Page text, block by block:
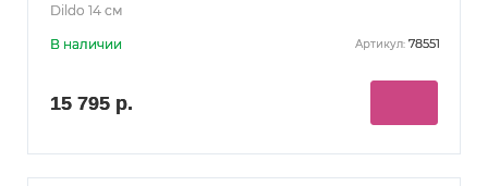
Dildo 14 см
В наличии Артикул: 78551
15 795 р.